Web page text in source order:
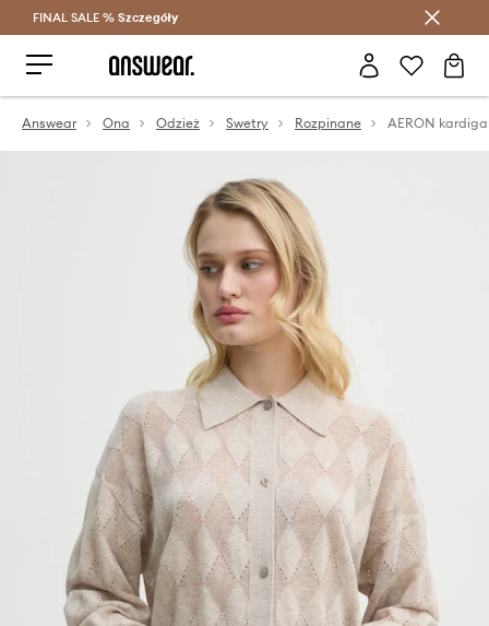
Oszczędzaj z Answear Club >
FINAL SALE % Szczegóły
Answear Ona Odzież Swetry Rozpinane